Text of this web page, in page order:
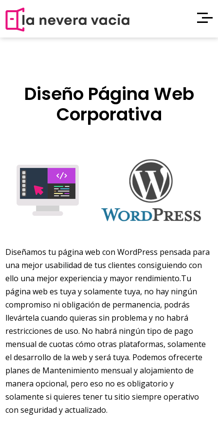
Diseño Página Web
Corporativa
Diseñamos tu página web con WordPress pensada para
una mejor usabilidad de tus clientes consiguiendo con
ello una mejor experiencia y mayor rendimiento.Tu
página web es tuya y solamente tuya, no hay ningún
compromiso ni obligación de permanencia, podrás
llevártela cuando quieras sin problema y no habrá
restricciones de uso. No habrá ningún tipo de pago
mensual de cuotas cómo otras plataformas, solamente
el desarrollo de la web y será tuya. Podemos ofrecerte
planes de Mantenimiento mensual y alojamiento de
manera opcional, pero eso no es obligatorio y
solamente si quieres tener tu sitio siempre operativo
con seguridad y actualizado.